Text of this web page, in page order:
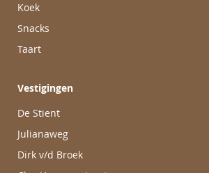
Koek
Snacks
Taart
Vestigingen
De Stient
Julianaweg
Dirk v/d Broek